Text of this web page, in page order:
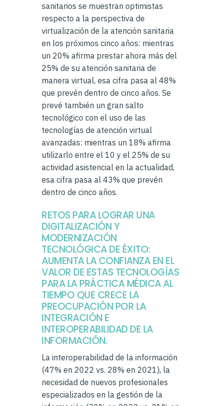
sanitarios se muestran optimistas
respecto a la perspectiva de
virtualización de la atención sanitaria
en los próximos cinco años: mientras
un 20% afirma prestar ahora más del
25% de su atención sanitaria de
manera virtual, esa cifra pasa al 48%
que prevén dentro de cinco años. Se
prevé también un gran salto
tecnológico con el uso de las
tecnologías de atención virtual
avanzadas: mientras un 18% afirma
utilizarlo entre el 10 y el 25% de su
actividad asistencial en la actualidad,
esa cifra pasa al 43% que prevén
dentro de cinco años.
RETOS PARA LOGRAR UNA
DIGITALIZACIÓN Y
MODERNIZACIÓN
TECNOLÓGICA DE ÉXITO:
AUMENTA LA CONFIANZA EN EL
VALOR DE ESTAS TECNOLOGÍAS
PARA LA PRÁCTICA MÉDICA AL
TIEMPO QUE CRECE LA
PREOCUPACIÓN POR LA
INTEGRACIÓN E
INTEROPERABILIDAD DE LA
INFORMACIÓN.
La interoperabilidad de la información
(47% en 2022 vs. 28% en 2021), la
necesidad de nuevos profesionales
especializados en la gestión de la